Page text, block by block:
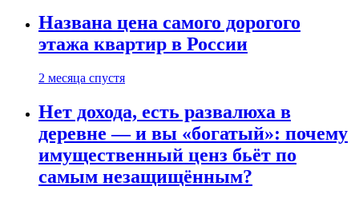
Названа цена самого дорогого
этажа квартир в России
2 месяца спустя
Нет дохода, есть развалюха в
деревне — и вы «богатый»: почему
имущественный ценз бьёт по
самым незащищённым?